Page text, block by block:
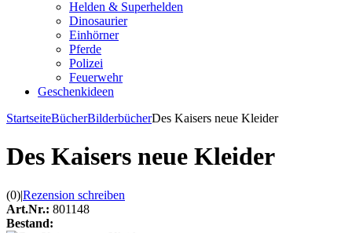
Helden & Superhelden
Dinosaurier
Einhörner
Pferde
Polizei
Feuerwehr
Geschenkideen
StartseiteBücherBilderbücherDes Kaisers neue Kleider
Des Kaisers neue Kleider
(0)|Rezension schreiben
Art.Nr.: 801148
Bestand: